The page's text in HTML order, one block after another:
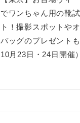
でワンちゃん用の靴
ト！撮影スポットや
バッグのプレゼント
10月23日・24日開催）